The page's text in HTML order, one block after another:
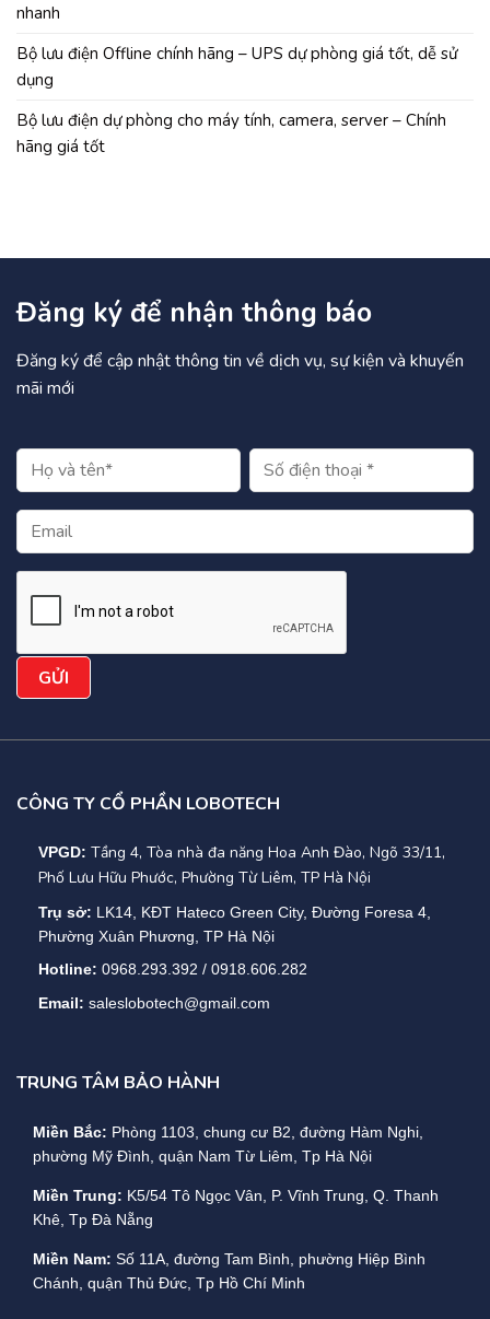
nhanh
Bộ lưu điện Offline chính hãng – UPS dự phòng giá tốt, dễ sử
dụng
Bộ lưu điện dự phòng cho máy tính, camera, server – Chính
hãng giá tốt
Đăng ký để nhận thông báo
Đăng ký để cập nhật thông tin về dịch vụ, sự kiện và khuyến
mãi mới
CÔNG TY CỔ PHẦN LOBOTECH
VPGD: Tầng 4, Tòa nhà đa năng Hoa Anh Đào, Ngõ 33/11,
Phố Lưu Hữu Phước, Phường Từ Liêm, TP Hà Nội
Trụ sở: LK14, KĐT Hateco Green City, Đường Foresa 4,
Phường Xuân Phương, TP Hà Nội
Hotline: 0968.293.392 / 0918.606.282
Email: saleslobotech@gmail.com
TRUNG TÂM BẢO HÀNH
Miền Bắc: Phòng 1103, chung cư B2, đường Hàm Nghi,
phường Mỹ Đình, quận Nam Từ Liêm, Tp Hà Nội
Miền Trung: K5/54 Tô Ngọc Vân, P. Vĩnh Trung, Q. Thanh
Khê, Tp Đà Nẵng
Miền Nam: Số 11A, đường Tam Bình, phường Hiệp Bình
Chánh, quận Thủ Đức, Tp Hồ Chí Minh